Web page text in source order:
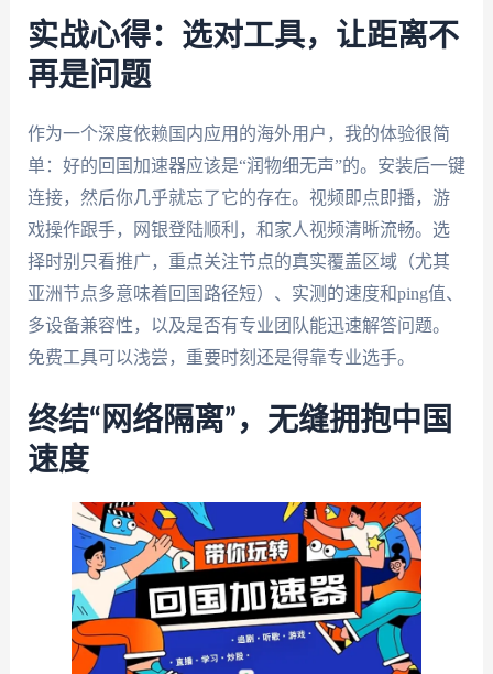
实战心得：选对工具，让距离不
再是问题
作为一个深度依赖国内应用的海外用户，我的体验很简
单：好的回国加速器应该是“润物细无声”的。安装后一键
连接，然后你几乎就忘了它的存在。视频即点即播，游
戏操作跟手，网银登陆顺利，和家人视频清晰流畅。选
择时别只看推广，重点关注节点的真实覆盖区域（尤其
亚洲节点多意味着回国路径短）、实测的速度和ping值、
多设备兼容性，以及是否有专业团队能迅速解答问题。
免费工具可以浅尝，重要时刻还是得靠专业选手。
终结“网络隔离”，无缝拥抱中国
速度